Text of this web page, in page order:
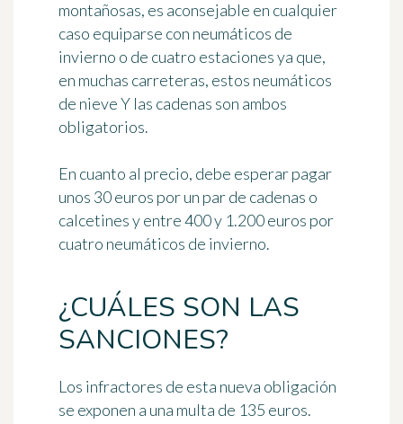
montañosas, es aconsejable en cualquier
caso equiparse con neumáticos de
invierno o de cuatro estaciones ya que,
en muchas carreteras, estos neumáticos
de nieve Y las cadenas son ambos
obligatorios.
En cuanto al precio, debe esperar pagar
unos 30 euros por un par de cadenas o
calcetines y entre 400 y 1.200 euros por
cuatro neumáticos de invierno.
¿CUÁLES SON LAS
SANCIONES?
Los infractores de esta nueva obligación
se exponen a una multa de 135 euros.